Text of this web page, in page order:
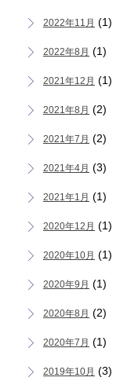
2022年11月 (1)
2022年8月 (1)
2021年12月 (1)
2021年8月 (2)
2021年7月 (2)
2021年4月 (3)
2021年1月 (1)
2020年12月 (1)
2020年10月 (1)
2020年9月 (1)
2020年8月 (2)
2020年7月 (1)
2019年10月 (3)